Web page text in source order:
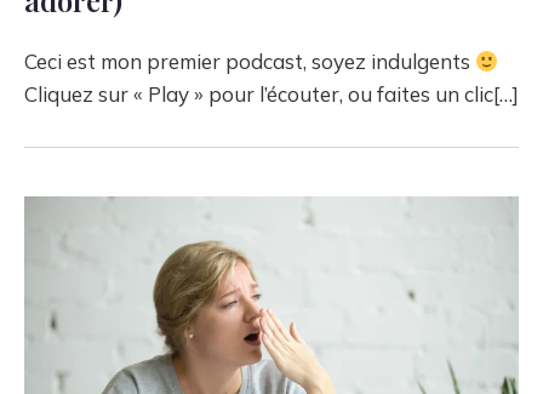
Ceci est mon premier podcast, soyez indulgents
Cliquez sur « Play » pour l’écouter, ou faites un clic[…]